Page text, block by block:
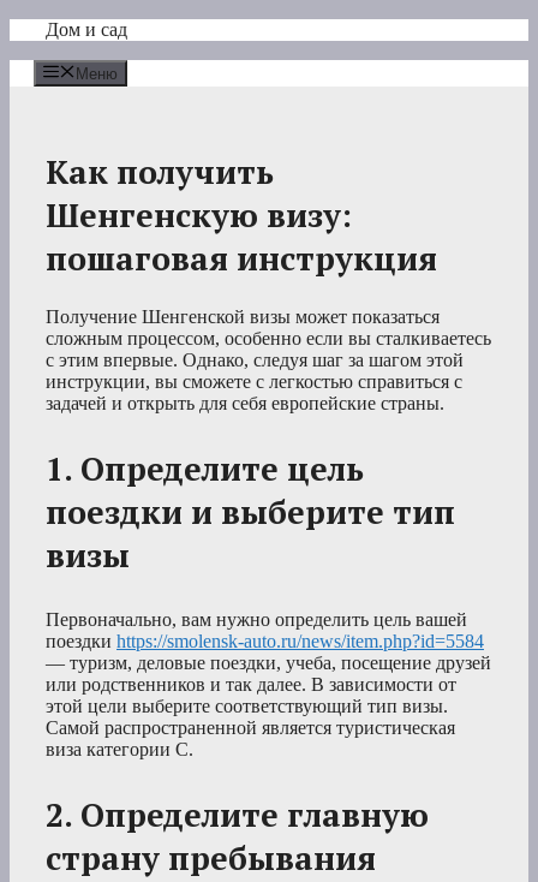
Перейти
содержимому
Дом и сад
Меню
Как получить
Шенгенскую визу:
пошаговая инструкция
Получение Шенгенской визы может показаться
сложным процессом, особенно если вы сталкиваетесь
с этим впервые. Однако, следуя шаг за шагом этой
инструкции, вы сможете с легкостью справиться с
задачей и открыть для себя европейские страны.
1. Определите цель
поездки и выберите тип
визы
Первоначально, вам нужно определить цель вашей
поездки https://smolensk-auto.ru/news/item.php?id=5584
— туризм, деловые поездки, учеба, посещение друзей
или родственников и так далее. В зависимости от
этой цели выберите соответствующий тип визы.
Самой распространенной является туристическая
виза категории С.
2. Определите главную
страну пребывания